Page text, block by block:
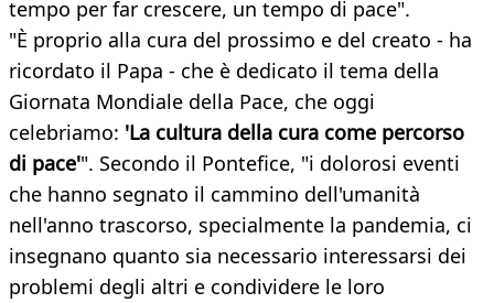
tempo per far crescere, un tempo di pace".
"È proprio alla cura del prossimo e del creato - ha
ricordato il Papa - che è dedicato il tema della
Giornata Mondiale della Pace, che oggi
celebriamo: 'La cultura della cura come percorso
di pace'". Secondo il Pontefice, "i dolorosi eventi
che hanno segnato il cammino dell'umanità
nell'anno trascorso, specialmente la pandemia, ci
insegnano quanto sia necessario interessarsi dei
problemi degli altri e condividere le loro